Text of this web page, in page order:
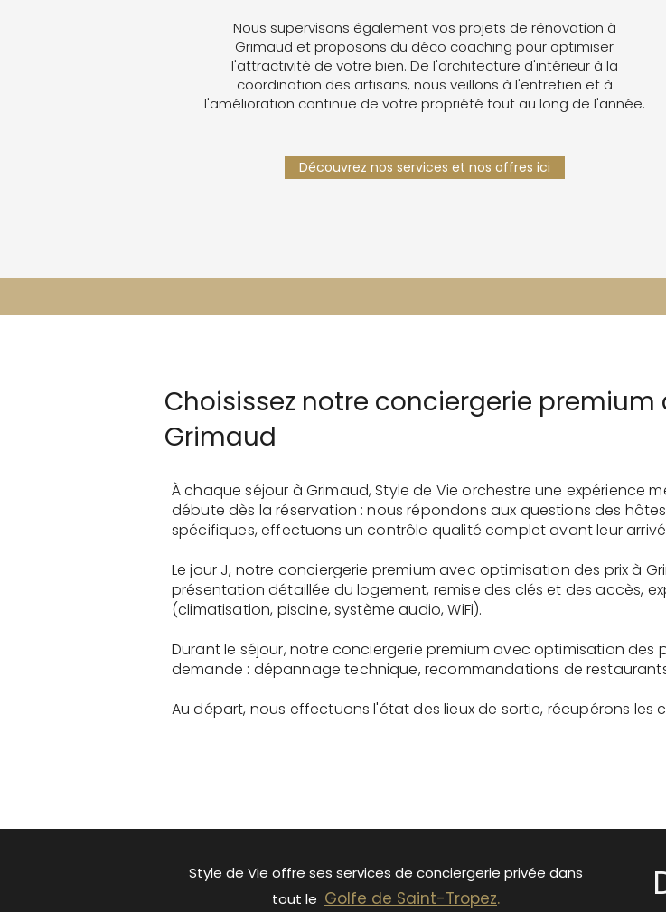
Nous supervisons également vos projets de rénovation à
Grimaud et proposons du déco coaching pour optimiser
l'attractivité de votre bien. De l'architecture d'intérieur à la
coordination des artisans, nous veillons à l'entretien et à
l'amélioration continue de votre propriété tout au long de l'année.
Découvrez nos services et nos offres ici
Choisissez notre conciergerie
Grimaud
À chaque séjour à Grimaud, Style de Vie orchestre une expérience
débute dès la réservation : nous répondons aux questions des
spécifiques, effectuons un contrôle qualité complet avant leur
Le jour J, notre conciergerie premium avec optimisation des prix à
présentation détaillée du logement, remise des clés et des accès,
(climatisation, piscine, système audio, WiFi).
Durant le séjour, notre conciergerie premium avec optimisation des
demande : dépannage technique, recommandations de
Au départ, nous effectuons l'état des lieux de sortie, récupérons les
Style de Vie offre ses services de conciergerie privée dans
tout le Golfe de Saint-Tropez.